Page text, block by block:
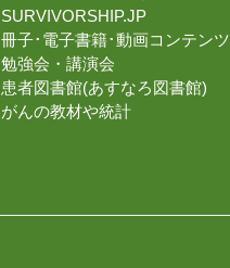
SURVIVORSHIP.JP
冊子･電子書籍･動画コンテンツ
勉強会・講演会
患者図書館(あすなろ図書館)
がんの教材や統計